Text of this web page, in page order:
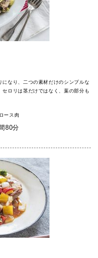
なり、二つの素材だけのシンプルな
ロリは茎だけではなく、葉の部分も
ース肉
80分